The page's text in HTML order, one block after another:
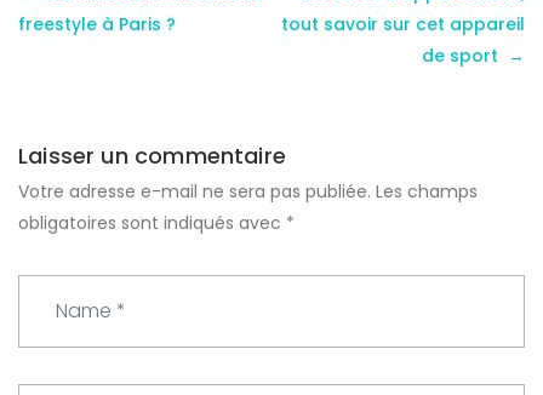
freestyle à Paris ?
tout savoir sur cet appareil
de sport
Laisser un commentaire
Votre adresse e-mail ne sera pas publiée. Les champs
obligatoires sont indiqués avec *
m
e